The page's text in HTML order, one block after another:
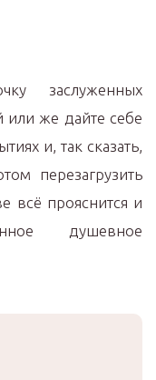
заслуженных
или же дайте себе
и, так сказать,
перезагрузить
всё прояснится и
душевное